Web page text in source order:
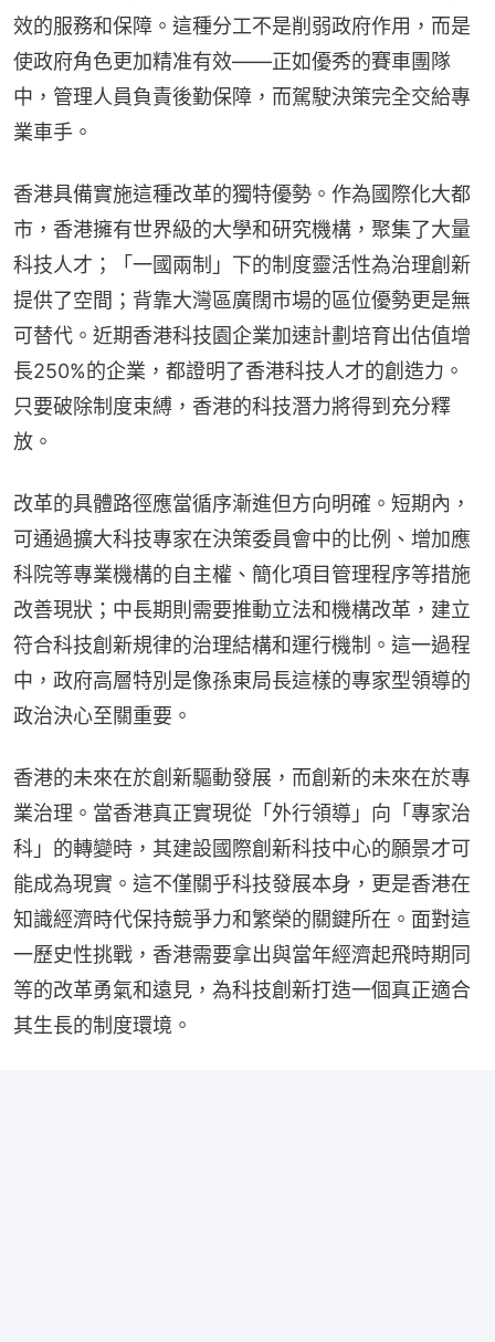
效的服務和保障。這種分工不是削弱政府作用，而是
使政府角色更加精准有效——正如優秀的賽車團隊
中，管理人員負責後勤保障，而駕駛決策完全交給專
業車手。
香港具備實施這種改革的獨特優勢。作為國際化大都
市，香港擁有世界級的大學和研究機構，聚集了大量
科技人才；「一國兩制」下的制度靈活性為治理創新
提供了空間；背靠大灣區廣闊市場的區位優勢更是無
可替代。近期香港科技園企業加速計劃培育出估值增
長250%的企業，都證明了香港科技人才的創造力。
只要破除制度束縛，香港的科技潛力將得到充分釋
放。
改革的具體路徑應當循序漸進但方向明確。短期內，
可通過擴大科技專家在決策委員會中的比例、增加應
科院等專業機構的自主權、簡化項目管理程序等措施
改善現狀；中長期則需要推動立法和機構改革，建立
符合科技創新規律的治理結構和運行機制。這一過程
中，政府高層特別是像孫東局長這樣的專家型領導的
政治決心至關重要。
香港的未來在於創新驅動發展，而創新的未來在於專
業治理。當香港真正實現從「外行領導」向「專家治
科」的轉變時，其建設國際創新科技中心的願景才可
能成為現實。這不僅關乎科技發展本身，更是香港在
知識經濟時代保持競爭力和繁榮的關鍵所在。面對這
一歷史性挑戰，香港需要拿出與當年經濟起飛時期同
等的改革勇氣和遠見，為科技創新打造一個真正適合
其生長的制度環境。